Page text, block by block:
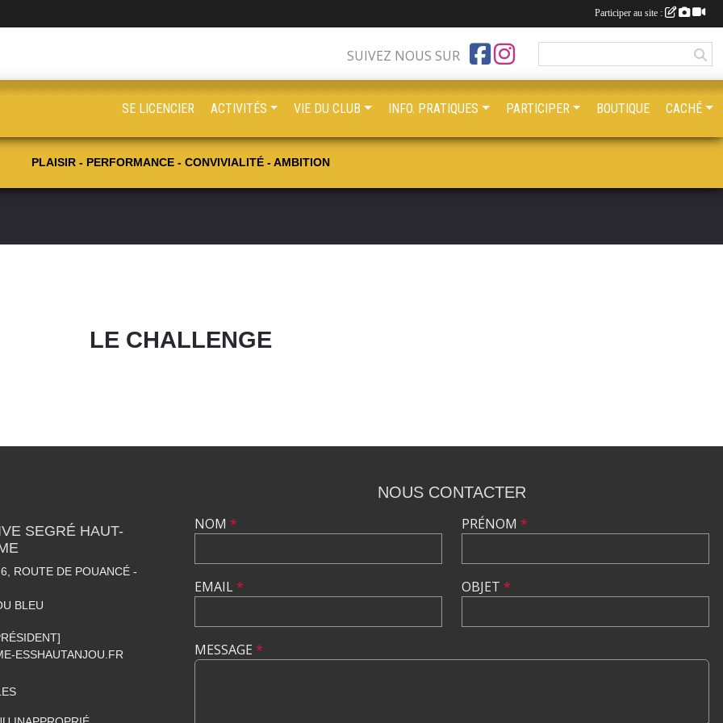
PLAISIR - PERFORMANCE - CONVIVIALITÉ - AMBITION
LE CHALLENGE
SUIVEZ NOUS SUR
SE LICENCIER ACTIVITÉS VIE DU CLUB INFO. PRATIQUES PARTICIPER BOUTIQUE CACHÉ
SEGRÉ HAUT-
ROUTE DE POUANCÉ -
BLEU
ESSHAUTANJOU.FR
NOUS CONTACTER
NOM *
EMAIL*
PRÉNOM *
OBJET *
MESSAGE *
Participer au site :